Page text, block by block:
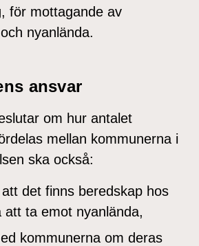
för mottagande av
nyanlända.
ansvar
om hur antalet
mellan kommunerna i
ska också:
det finns beredskap hos
att ta emot nyanlända,
kommunerna om deras